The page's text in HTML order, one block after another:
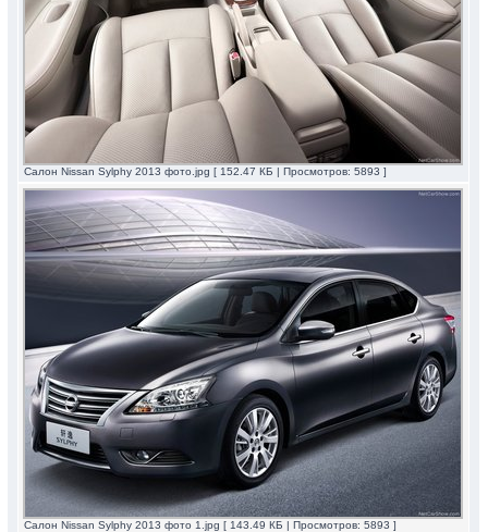
Салон Nissan Sylphy 2013 фото.jpg [ 152.47 КБ | Просмотров: 5893 ]
Салон Nissan Sylphy 2013 фото 1.jpg [ 143.49 КБ | Просмотров: 5893 ]